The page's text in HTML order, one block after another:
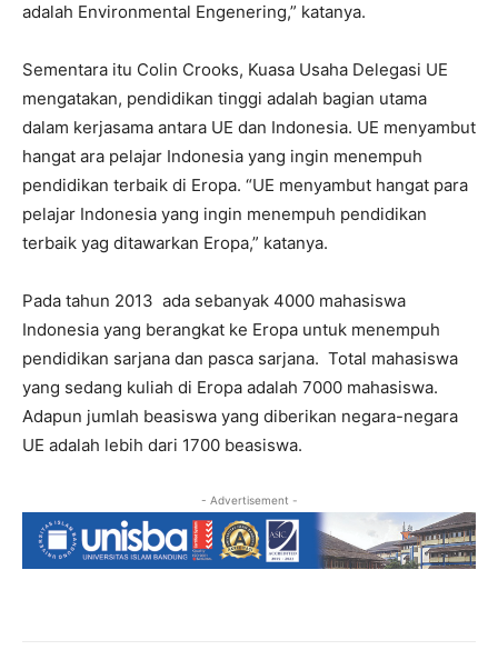
adalah Environmental Engenering,” katanya.
Sementara itu Colin Crooks, Kuasa Usaha Delegasi UE
mengatakan, pendidikan tinggi adalah bagian utama
dalam kerjasama antara UE dan Indonesia. UE menyambut
hangat ara pelajar Indonesia yang ingin menempuh
pendidikan terbaik di Eropa. “UE menyambut hangat para
pelajar Indonesia yang ingin menempuh pendidikan
terbaik yag ditawarkan Eropa,” katanya.
Pada tahun 2013 ada sebanyak 4000 mahasiswa
Indonesia yang berangkat ke Eropa untuk menempuh
pendidikan sarjana dan pasca sarjana. Total mahasiswa
yang sedang kuliah di Eropa adalah 7000 mahasiswa.
Adapun jumlah beasiswa yang diberikan negara-negara
UE adalah lebih dari 1700 beasiswa.
- Advertisement -